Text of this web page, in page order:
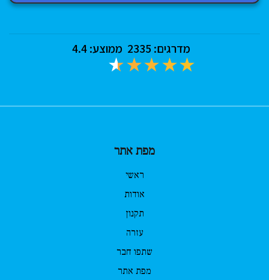
מדרגים: 2335 ממוצע:4.4
מפת אתר
ראשי
אודות
תקנון
עזרה
שתפו חבר
מפת אתר